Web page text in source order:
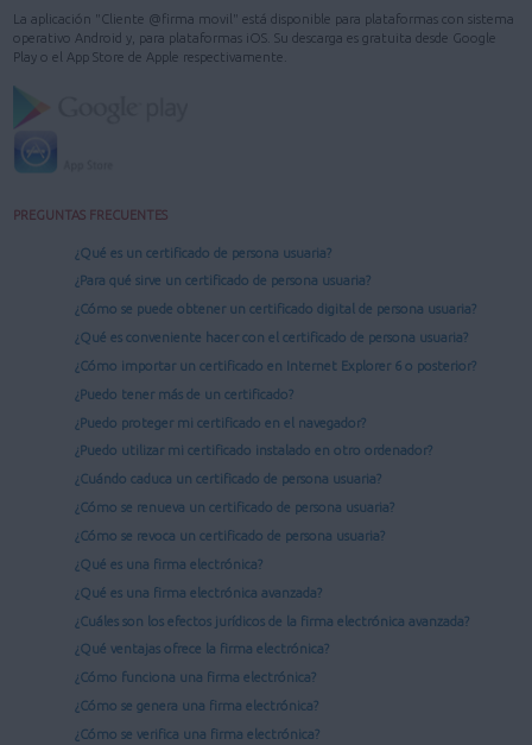
La aplicación "Cliente @firma movil" está disponible para plataformas con sistema
operativo Android y, para plataformas iOS. Su descarga es gratuita desde Google
Play o el App Store de Apple respectivamente.
PREGUNTAS FRECUENTES
¿Qué es un certificado de persona usuaria?
¿Para qué sirve un certificado de persona usuaria?
¿Cómo se puede obtener un certificado digital de persona usuaria?
¿Qué es conveniente hacer con el certificado de persona usuaria?
¿Cómo importar un certificado en Internet Explorer 6 o posterior?
¿Puedo tener más de un certificado?
¿Puedo proteger mi certificado en el navegador?
¿Puedo utilizar mi certificado instalado en otro ordenador?
¿Cuándo caduca un certificado de persona usuaria?
¿Cómo se renueva un certificado de persona usuaria?
¿Cómo se revoca un certificado de persona usuaria?
¿Qué es una firma electrónica?
¿Qué es una firma electrónica avanzada?
¿Cuáles son los efectos jurídicos de la firma electrónica avanzada?
¿Qué ventajas ofrece la firma electrónica?
¿Cómo funciona una firma electrónica?
¿Cómo se genera una firma electrónica?
¿Cómo se verifica una firma electrónica?